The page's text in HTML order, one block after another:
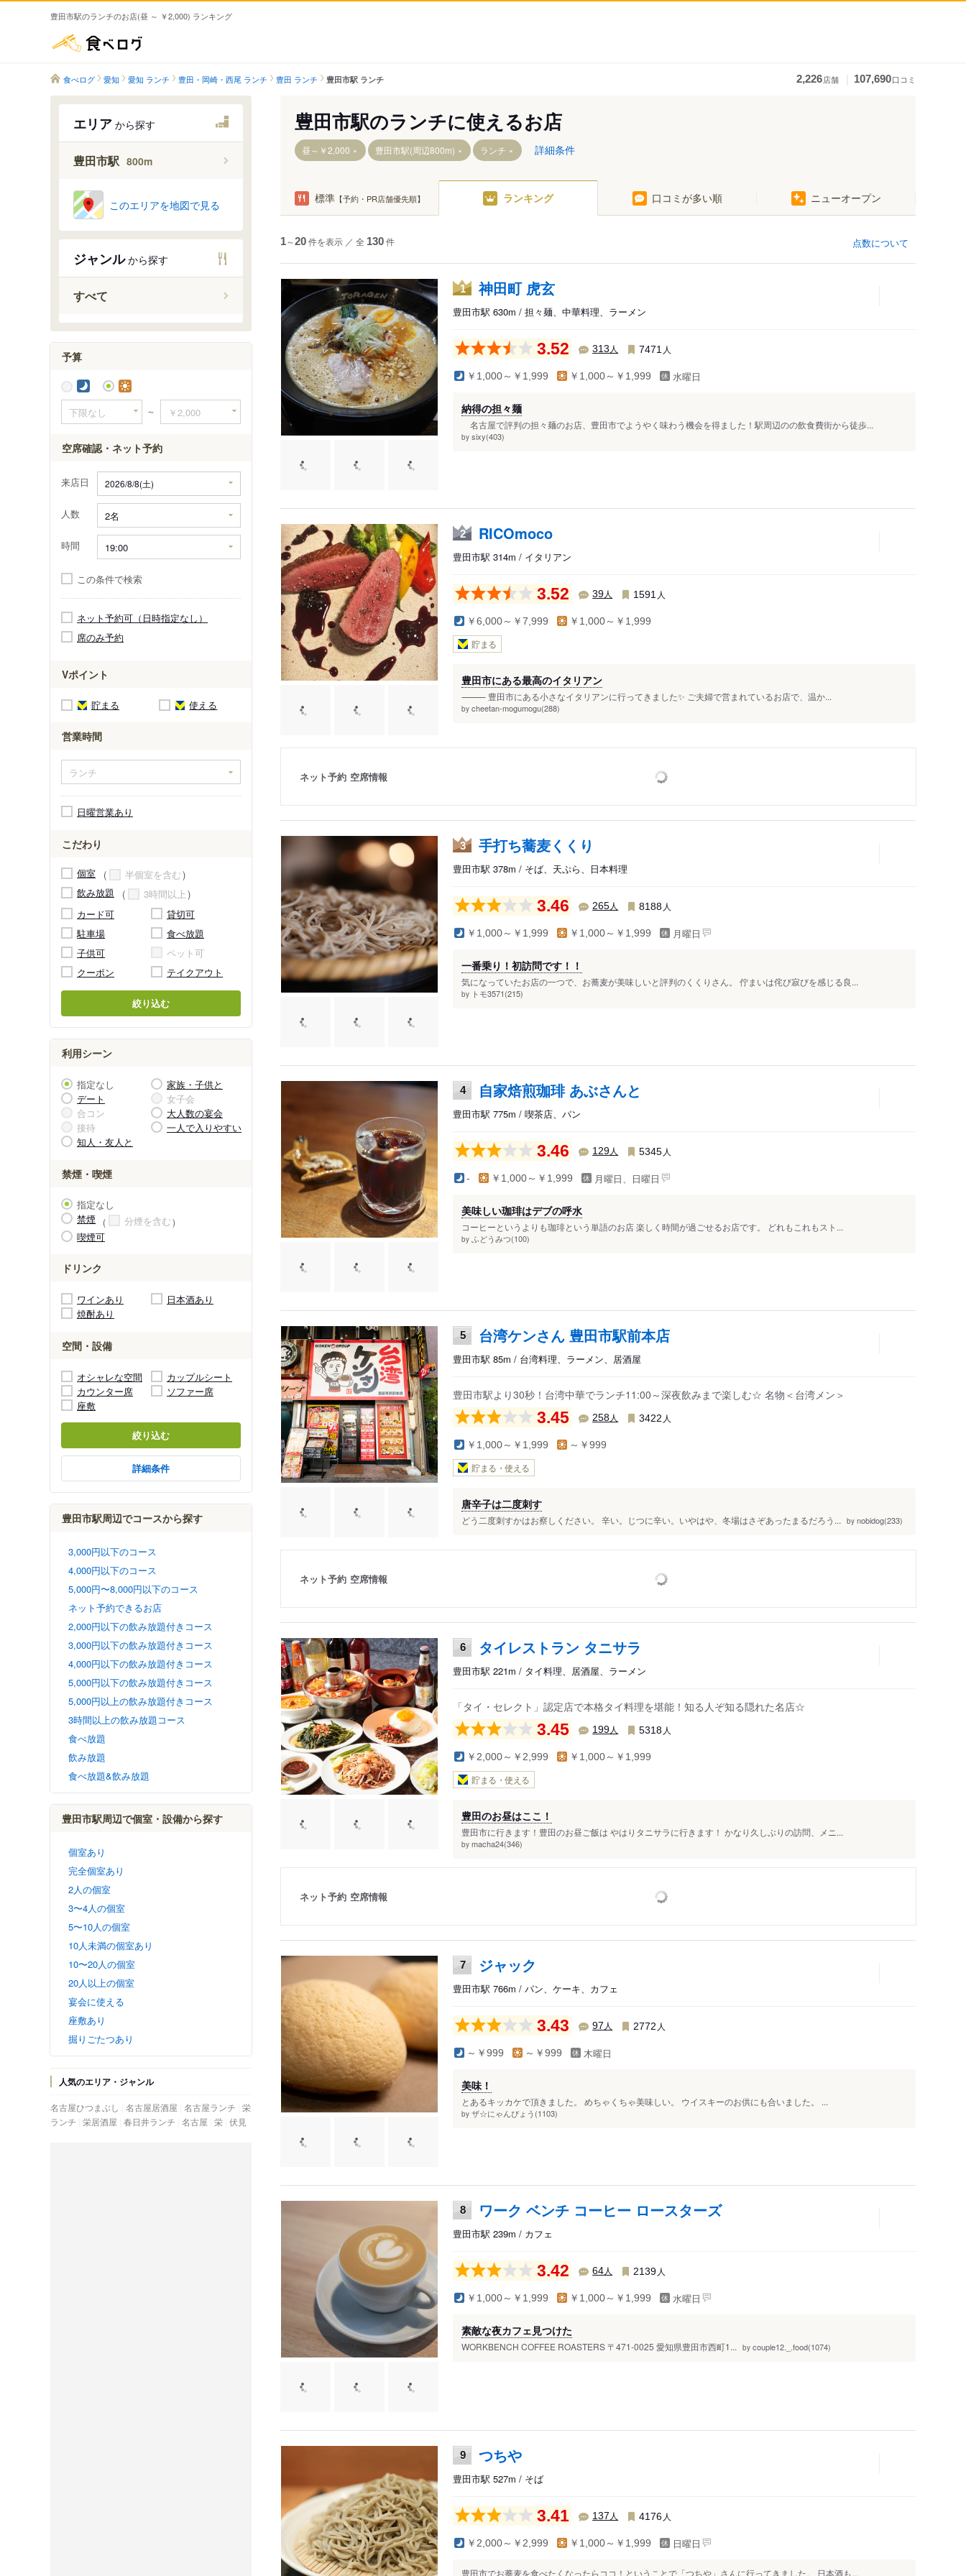
豊田市駅のランチのお店(昼 ～ ￥2,000) ランキング
食べログ 愛知 愛知 ランチ 豊田・岡崎・西尾 ランチ 豊田 ランチ 豊田市駅 ランチ 2,226店舗 107,690口コミ
エリア から探す
豊田市駅 800m
このエリアを地図で見る
ジャンルから探す
すべて
予算
～
空席確認・ネット予約
来店日
人数
時間
この条件で検索
ネット予約可（日時指定なし）
席のみ予約
Vポイント
貯まる 使える
営業時間
日曜営業あり
こだわり
個室
半個室を含む
飲み放題
3時間以上
カード可
貸切可
駐車場
食べ放題
子供可
ペット可
クーポン
テイクアウト
絞り込む
利用シーン
指定なし
家族・子供と
デート
女子会
合コン
大人数の宴会
接待
一人で入りやすい
知人・友人と
禁煙・喫煙
指定なし
禁煙
分煙を含む
喫煙可
ドリンク
ワインあり
日本酒あり
焼酎あり
空間・設備
オシャレな空間
カップルシート
カウンター席
ソファー席
座敷
絞り込む
詳細条件
豊田市駅周辺でコースから探す
3,000円以下のコース
4,000円以下のコース
5,000円〜8,000円以下のコース
ネット予約できるお店
2,000円以下の飲み放題付きコース
3,000円以下の飲み放題付きコース
4,000円以下の飲み放題付きコース
5,000円以下の飲み放題付きコース
5,000円以上の飲み放題付きコース
3時間以上の飲み放題コース
食べ放題
飲み放題
食べ放題&飲み放題
豊田市駅周辺で個室・設備から探す
個室あり
完全個室あり
2人の個室
3〜4人の個室
5〜10人の個室
10人未満の個室あり
10〜20人の個室
20人以上の個室
宴会に使える
座敷あり
掘りごたつあり
人気のエリア・ジャンル
名古屋ひつまぶし 名古屋居酒屋 名古屋ランチ 栄
ランチ 栄居酒屋 春日井ランチ 名古屋 栄 伏見
豊田市駅のランチに使えるお店
昼～￥2,000 豊田市駅(周辺800m) ランチ 詳細条件
標準【予約・PR店舗優先順】 ランキング 口コミが多い順 ニューオープン
点数について
1～20件を表示 ／ 全 130件
1 神田町 虎玄
豊田市駅 630m / 担々麺、中華料理、ラーメン
3.52 313 人 7471 人
￥1,000～￥1,999 ￥1,000～￥1,999 水曜日
納得の担々麺
名古屋で評判の担々麺のお店、豊田市でようやく味わう機会を得ました！駅周辺のの飲食費街から徒歩...
by sixy(403)
2 RICOmoco
豊田市駅 314m / イタリアン
3.52 39人 1591 人
￥6,000～￥7,999 ￥1,000～￥1,999
貯まる
豊田市にある最高のイタリアン
⸻ 豊田市にある小さなイタリアンに行ってきました✨ ご夫婦で営まれているお店で、温か...
by cheetan-mogumogu(288)
ネット予約 空席情報
3 手打ち蕎麦くくり
豊田市駅 378m / そば、天ぷら、日本料理
3.46 265人 8188 人
￥1,000～￥1,999 ￥1,000～￥1,999 月曜日
一番乗り！初訪問です！！
気になっていたお店の一つで、お蕎麦が美味しいと評判のくくりさん。 佇まいは侘び寂びを感じる良...
by トモ3571(215)
4 自家焙煎珈琲 あぶさんと
豊田市駅 775m / 喫茶店、パン
3.46 129人 5345 人
- ￥1,000～￥1,999 月曜日、日曜日
美味しい珈琲はデブの呼水
コーヒーというよりも珈琲という単語のお店 楽しく時間が過ごせるお店です。 どれもこれもスト...
by ふどうみつ(100)
5 台湾ケンさん 豊田市駅前本店
豊田市駅 85m / 台湾料理、ラーメン、居酒屋
豊田市駅より30秒！台湾中華でランチ11:00～深夜飲みまで楽しむ☆ 名物＜台湾メン＞
3.45 258人 3422 人
￥1,000～￥1,999 ～￥999
貯まる・使える
唐辛子は二度刺す
どう二度刺すかはお察しください。 辛い。じつに辛い。いやはや、冬場はさぞあったまるだろう... by nobidog(233)
ネット予約 空席情報
6 タイレストラン タニサラ
豊田市駅 221m / タイ料理、居酒屋、ラーメン
「タイ・セレクト」認定店で本格タイ料理を堪能！知る人ぞ知る隠れた名店☆
3.45 199人 5318 人
￥2,000～￥2,999 ￥1,000～￥1,999
貯まる・使える
豊田のお昼はここ！
豊田市に行きます！豊田のお昼ご飯は やはりタニサラに行きます！ かなり久しぶりの訪問、メニ...
by macha24(346)
ネット予約 空席情報
7 ジャック
豊田市駅 766m / パン、ケーキ、カフェ
3.43 97 人 2772 人
～￥999 ～￥999 木曜日
美味！
とあるキッカケで頂きました。 めちゃくちゃ美味しい。 ウイスキーのお供にも合いました。 ...
by ザ☆にゃんぴょう(1103)
8 ワーク ベンチ コーヒー ロースターズ
豊田市駅 239m / カフェ
3.42 64人 2139 人
￥1,000～￥1,999 ￥1,000～￥1,999 水曜日
素敵な夜カフェ見つけた
WORKBENCH COFFEE ROASTERS 〒471-0025 愛知県豊田市西町1... by couple12._.food(1074)
9 つちや
豊田市駅 527m / そば
3.41 137 人 4176 人
￥2,000～￥2,999 ￥1,000～￥1,999 日曜日
豊田市でお蕎麦を食べたくなったらココ！ということで「つちや」さんに行ってきました。 日本酒も...